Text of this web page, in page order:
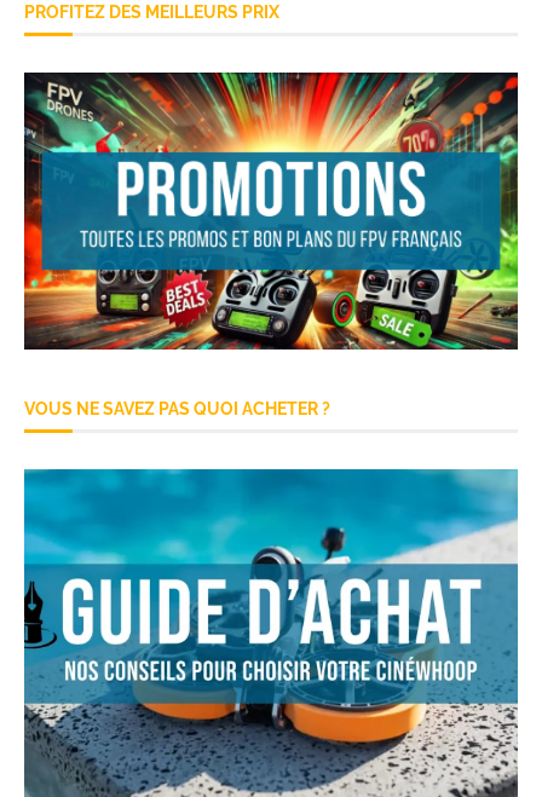
PROFITEZ DES MEILLEURS PRIX
VOUS NE SAVEZ PAS QUOI ACHETER ?